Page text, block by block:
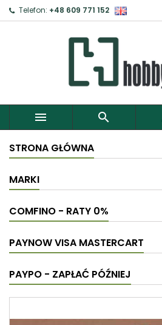
Telefon: +48 609 771 152
 
STRONA GŁÓWNA
MARKI
COMFINO - RATY 0%
PAYNOW VISA MASTERCART
PAYPO - ZAPŁAĆ PÓŹNIEJ